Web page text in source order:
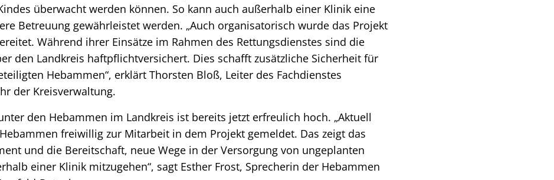
überwacht werden können. So kann auch außerhalb einer Klinik eine
Betreuung gewährleistet werden. „Auch organisatorisch wurde das Projekt
Während ihrer Einsätze im Rahmen des Rettungsdienstes sind die
den Landkreis haftpflichtversichert. Dies schafft zusätzliche Sicherheit für
Hebammen“, erklärt Thorsten Bloß, Leiter des Fachdienstes
der Kreisverwaltung.
den Hebammen im Landkreis ist bereits jetzt erfreulich hoch. „Aktuell
freiwillig zur Mitarbeit in dem Projekt gemeldet. Das zeigt das
und die Bereitschaft, neue Wege in der Versorgung von ungeplanten
einer Klinik mitzugehen“, sagt Esther Frost, Sprecherin der Hebammen